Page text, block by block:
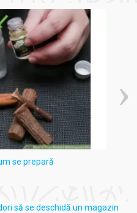
se prepară
să se deschidă un magazin